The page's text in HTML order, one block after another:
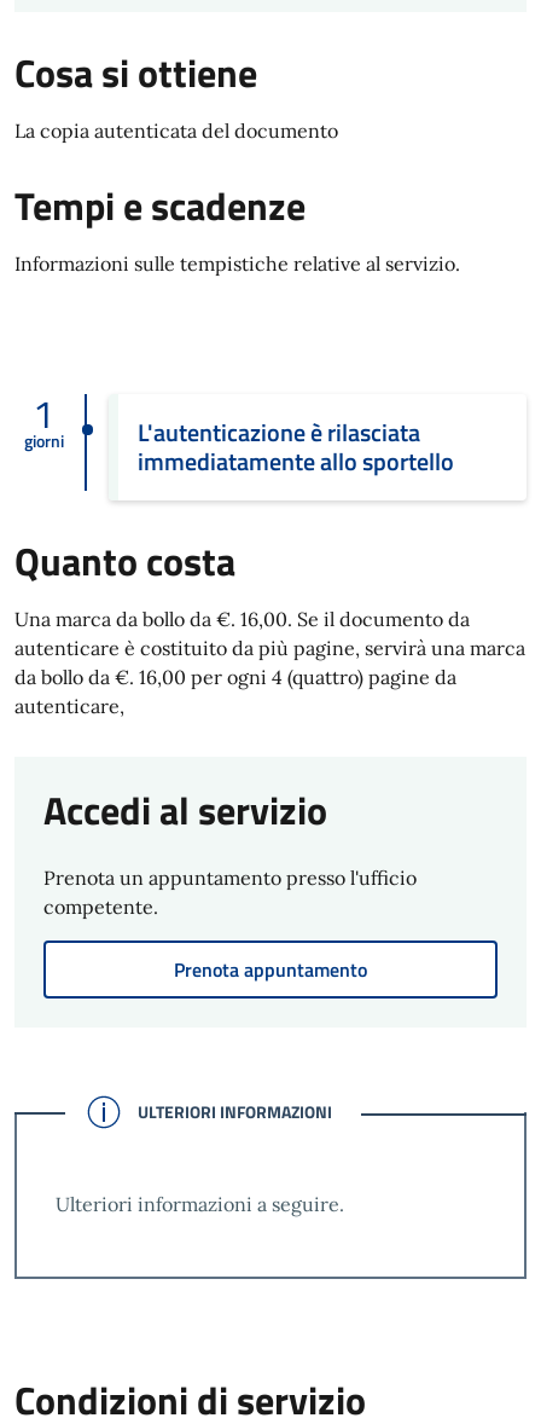
Cosa si ottiene
La copia autenticata del documento
Tempi e scadenze
Informazioni sulle tempistiche relative al servizio.
1
giorni L'autenticazione è rilasciata
immediatamente allo sportello
Quanto costa
Una marca da bollo da €. 16,00. Se il documento da
autenticare è costituito da più pagine, servirà una marca
da bollo da €. 16,00 per ogni 4 (quattro) pagine da
autenticare,
Accedi al servizio
Prenota un appuntamento presso l'ufficio
competente.
Prenota appuntamento
CONFERMATO
ULTERIORI INFORMAZIONI
Ulteriori informazioni a seguire.
Condizioni di servizio